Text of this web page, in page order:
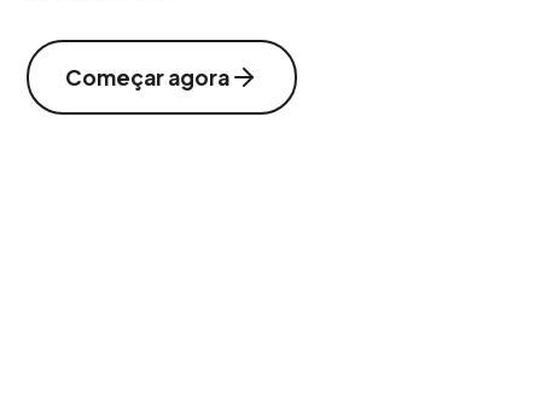
Começar agora